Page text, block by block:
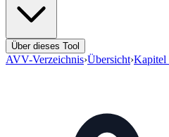
Über dieses Tool
AVV-Verzeichnis›Übersicht›Kapitel